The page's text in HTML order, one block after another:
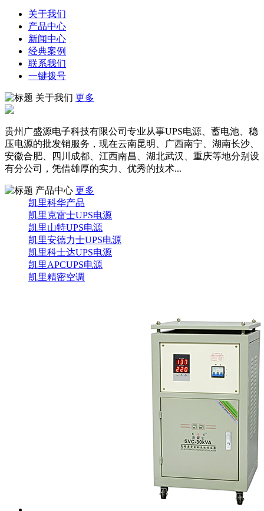
关于我们
产品中心
新闻中心
经典案例
联系我们
一键拨号
关于我们 更多
贵州广盛源电子科技有限公司专业从事UPS电源、蓄电池、稳
压电源的批发销服务，现在云南昆明、广西南宁、湖南长沙、
安徽合肥、四川成都、江西南昌、湖北武汉、重庆等地分别设
有分公司，凭借雄厚的实力、优秀的技术...
产品中心 更多
凯里科华产品
凯里克雷士UPS电源
凯里山特UPS电源
凯里安德力士UPS电源
凯里科士达UPS电源
凯里APCUPS电源
凯里精密空调